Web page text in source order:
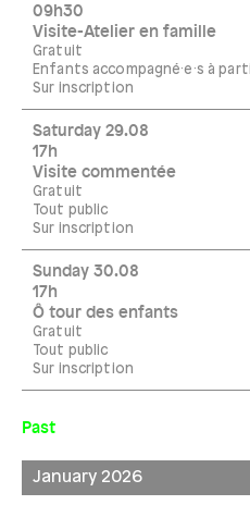
09h30
Visite-Atelier en famille
Gratuit
Enfants accompagné·e·s à
Sur inscription
Saturday 29.08
17h
Visite commentée
Gratuit
Tout public
Sur inscription
Sunday 30.08
17h
Ô tour des enfants
Gratuit
Tout public
Sur inscription
Past
January 2026